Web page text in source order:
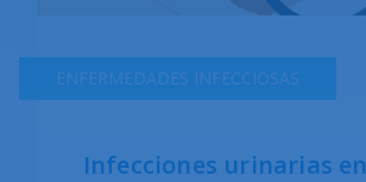
ENFERMEDADES INFECCIOSAS
Infecciones urinarias en